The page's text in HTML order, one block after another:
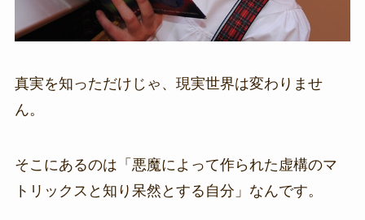
真実を知っただけじゃ、現実世界は変わりませ
ん。
そこにあるのは「悪魔によって作られた虚構のマ
トリックスと知り呆然とする自分」なんです。